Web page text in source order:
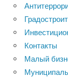
Контакты
Малый